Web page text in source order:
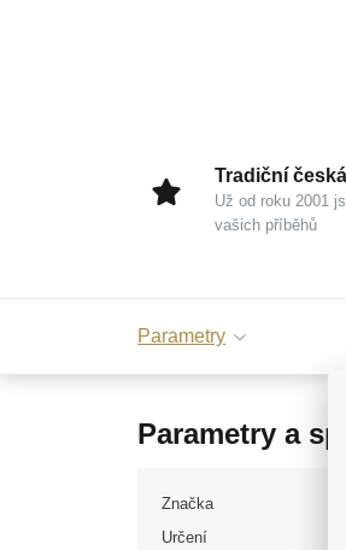
Tradiční
Už od roku 2001
vašich příběhů
Parametry
Parametry a
Značka
Určení